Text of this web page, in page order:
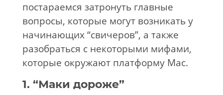
постараемся затронуть главные
вопросы, которые могут возникать у
начинающих “свичеров”, а также
разобраться с некоторыми мифами,
которые окружают платформу Mac.
1. “Маки дороже”